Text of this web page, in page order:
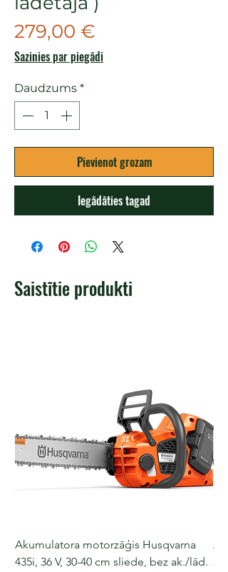
279,00 €
Sazinies par piegādi
Daudzums *
Pievienot grozam
Iegādāties tagad
Saistītie produkti
Akumulatora motorzāģis Husqvarna
435i, 36 V, 30-40 cm sliede, bez ak./lād.